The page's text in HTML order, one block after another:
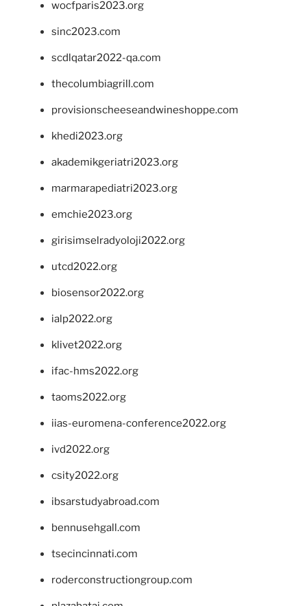
wocfparis2023.org
sinc2023.com
scdlqatar2022-qa.com
thecolumbiagrill.com
provisionscheeseandwineshoppe.com
khedi2023.org
akademikgeriatri2023.org
marmarapediatri2023.org
emchie2023.org
girisimselradyoloji2022.org
utcd2022.org
biosensor2022.org
ialp2022.org
klivet2022.org
ifac-hms2022.org
taoms2022.org
iias-euromena-conference2022.org
ivd2022.org
csity2022.org
ibsarstudyabroad.com
bennusehgall.com
tsecincinnati.com
roderconstructiongroup.com